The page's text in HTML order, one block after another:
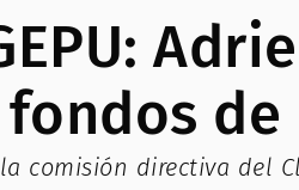
de
comisión directiva del